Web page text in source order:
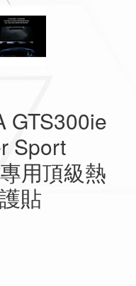
GTS300ie
Sport
用頂級熱
貼